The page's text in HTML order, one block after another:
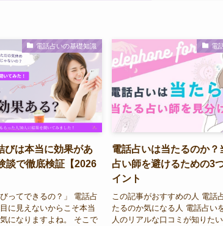
電話占いの基礎知識
びは本当に効果があ
談で徹底検証【2026
ってできるの？」 電話占
に見えないからこそ本当
になりますよね。 そこで
電
電話占いは当たるのか？
占い師を避けるための3
イント
この記事がおすすめの人 電話
たるのか気になる人 電話占い
人のリアルな口コミが知りた